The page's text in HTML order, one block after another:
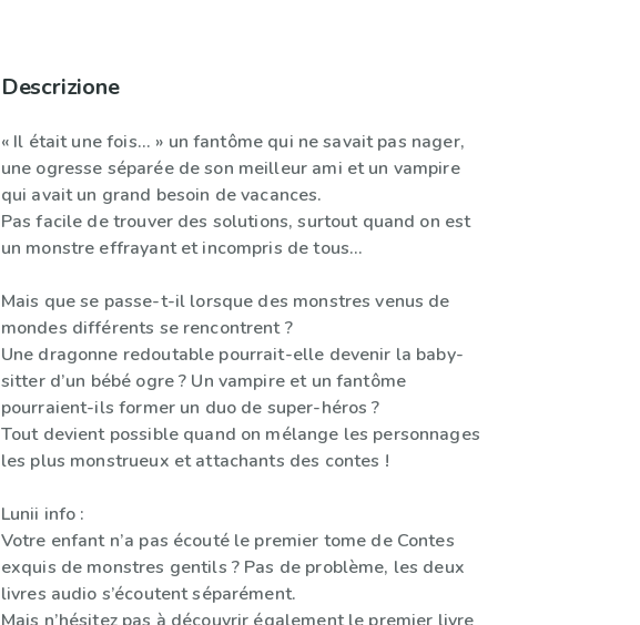
Descrizione
« Il était une fois... » un fantôme qui ne savait pas nager,
une ogresse séparée de son meilleur ami et un vampire
qui avait un grand besoin de vacances.
Pas facile de trouver des solutions, surtout quand on est
un monstre effrayant et incompris de tous…
Mais que se passe-t-il lorsque des monstres venus de
mondes différents se rencontrent ?
Une dragonne redoutable pourrait-elle devenir la baby-
sitter d’un bébé ogre ? Un vampire et un fantôme
pourraient-ils former un duo de super-héros ?
Tout devient possible quand on mélange les personnages
les plus monstrueux et attachants des contes !
Lunii info :
Votre enfant n’a pas écouté le premier tome de Contes
exquis de monstres gentils ? Pas de problème, les deux
livres audio s’écoutent séparément.